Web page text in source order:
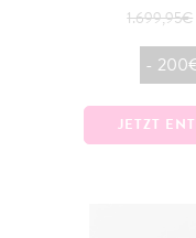
1.699,95€
-
JETZT